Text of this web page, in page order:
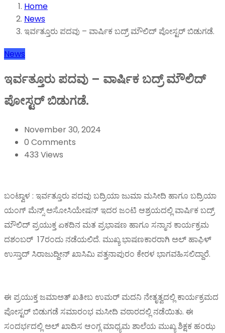
Home
News
ಇರ್ವತ್ತೂರು ಪದವು – ವಾರ್ಷಿಕ ಬದ್ರ್ ಮೌಲಿದ್ ಪೋಸ್ಟರ್ ಬಿಡುಗಡೆ.
News
ಇರ್ವತ್ತೂರು ಪದವು – ವಾರ್ಷಿಕ ಬದ್ರ್ ಮೌಲಿದ್
ಪೋಸ್ಟರ್ ಬಿಡುಗಡೆ.
November 30, 2024
0 Comments
433 Views
ಬಂಟ್ವಾಳ : ಇರ್ವತ್ತೂರು ಪದವು ಬದ್ರಿಯಾ ಜುಮಾ ಮಸೀದಿ ಹಾಗೂ ಬದ್ರಿಯಾ
ಯಂಗ್ ಮೆನ್ಸ್ ಅಸೋಸಿಯೇಷನ್ ಇದರ ಜಂಟಿ ಆಶ್ರಯದಲ್ಲಿ ವಾರ್ಷಿಕ ಬದ್ರ್
ಮೌಲಿದ್ ಪ್ರಯುಕ್ತ ಏಕದಿನ ಮತ ಪ್ರಭಾಷಣ ಹಾಗೂ ಸನ್ಮಾನ ಕಾರ್ಯಕ್ರಮ
ದಶಂಬರ್ 17ರಂದು ನಡೆಯಲಿದೆ. ಮುಖ್ಯ ಭಾಷಣಕಾರರಾಗಿ ಅಲ್ ಹಾಫಿಳ್
ಉಸ್ತಾದ್ ಸಿರಾಜುದ್ದೀನ್ ಖಾಸಿಮಿ ಪತ್ತನಾಪುರಂ ಕೇರಳ ಭಾಗವಹಿಸಲಿದ್ದಾರೆ.
ಈ ಪ್ರಯುಕ್ತ ಜಮಾಅತ್ ಖತೀಬ ಉಮರ್ ಮದನಿ ನೇತೃತ್ವದಲ್ಲಿ ಕಾರ್ಯಕ್ರಮದ
ಪೋಸ್ಟರ್ ಬಿಡುಗಡೆ ಸಮಾರಂಭ ಮಸೀದಿ ವಠಾರದಲ್ಲಿ ನಡೆಯಿತು. ಈ
ಸಂದರ್ಭದಲ್ಲಿ ಅಲ್ ಖಾದಿಸ ಆಂಗ್ಲ ಮಾಧ್ಯಮ ಶಾಲೆಯ ಮುಖ್ಯ ಶಿಕ್ಷಕ ಹಂಝ